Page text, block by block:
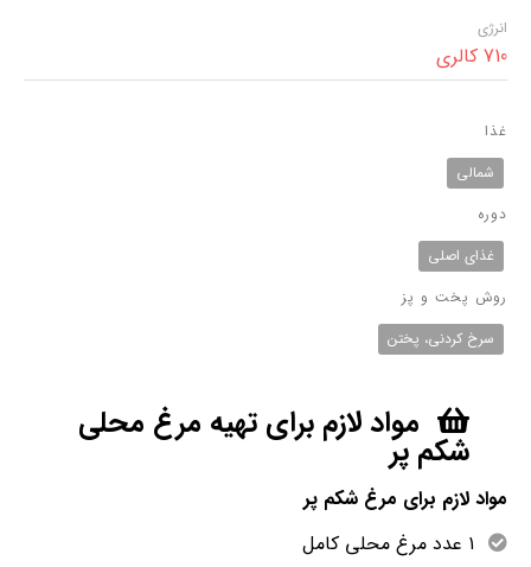
انرژی
710 کالری
غذا
شمالی
دوره
غذای اصلی
روش پخت و پز
سرخ کردنی، پختن
مواد لازم برای تهیه مرغ محلی
شکم پر
مواد لازم برای مرغ شکم پر
۱ عدد مرغ محلی کامل